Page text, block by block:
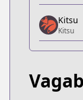
Anime-
https://
Kitsu
Kitsu
CDJapan
CDJapan
Kitsu
Kitsu